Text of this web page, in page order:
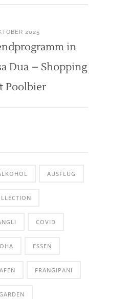
2025
in
Dua – Shopping
Poolbier
AUSFLUG
COVID
ESSEN
FRANGIPANI